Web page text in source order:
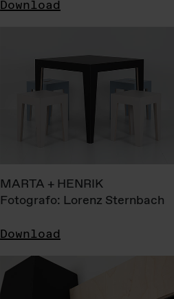
Download
MARTA + HENRIK
Fotografo: Lorenz Sternbach
Download